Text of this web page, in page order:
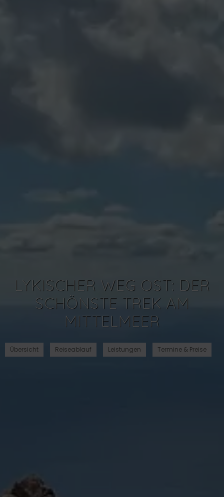
LYKISCHER WEG OST: DER
SCHÖNSTE TREK AM
MITTELMEER
Übersicht Reiseablauf Leistungen Termine & Preise